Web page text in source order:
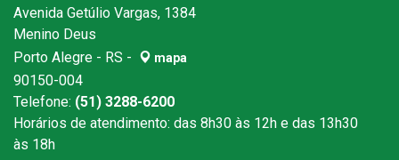
Avenida Getúlio Vargas, 1384
Menino Deus
Porto Alegre - RS -
mapa
90150-004
Telefone: (51) 3288-6200
Horários de atendimento: das 8h30 às 12h e das 13h30
às 18h